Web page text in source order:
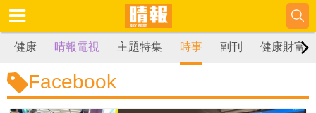
健康 晴報電視 主題特集 時事 副刊 健康財富
Facebook